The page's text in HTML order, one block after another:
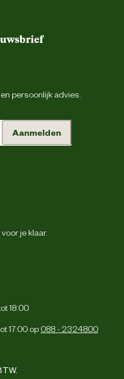
persoonlijk advies.
Aanmelden
je klaar.
18:00
17:00 op 088 - 2324800